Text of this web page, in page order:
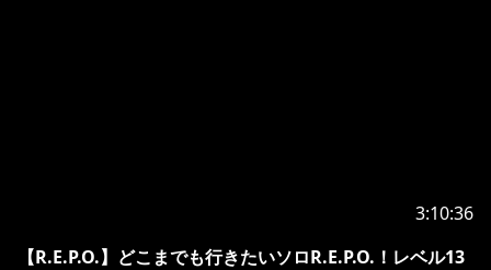
3:10:36
【R.E.P.O.】どこまでも行きたいソロR.E.P.O.！レベル13